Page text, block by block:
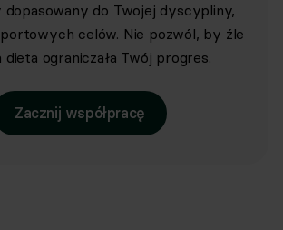
dopasowany do Twojej dyscypliny,
celów. Nie pozwól, by źle
dieta ograniczała Twój progres.
Zacznij współpracę